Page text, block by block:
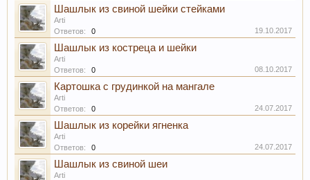
Шашлык из свиной шейки стейками
Arti
Ответов:
0 19.10.2017
Шашлык из костреца и шейки
Arti
Ответов:
0 08.10.2017
Картошка с грудинкой на мангале
Arti
Ответов:
0 24.07.2017
Шашлык из корейки ягненка
Arti
Ответов:
0 24.07.2017
Шашлык из свиной шеи
Arti